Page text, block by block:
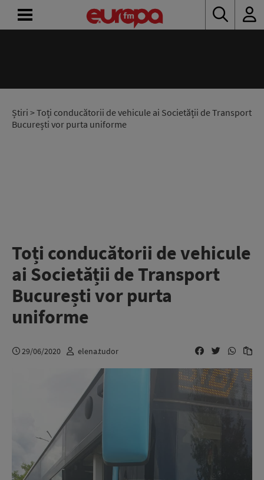
Știri > Toți conducătorii de vehicule ai Societății de Transport
București vor purta uniforme
Toți conducătorii de vehicule
ai Societății de Transport
București vor purta
uniforme
29/06/2020 elena.tudor
RADIO